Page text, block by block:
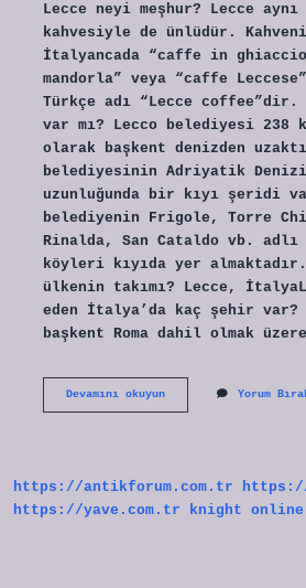
Lecce neyi meşhur? Lecce aynı
kahvesiyle de ünlüdür.
İtalyancada “caffe in
mandorla” veya “caffe
Türkçe adı “Lecce coffee”dir.
var mı? Lecco belediyesi 238
olarak başkent denizden
belediyesinin Adriyatik
uzunluğunda bir kıyı şeridi
belediyenin Frigole, Torre
Rinalda, San Cataldo vb.
köyleri kıyıda yer
ülkenin takımı? Lecce,
eden İtalya’da kaç şehir var?
başkent Roma dahil olmak
Devamını okuyunLecce
Yorum
https://antikforum.com.tr
https://yave.com.tr
knight online